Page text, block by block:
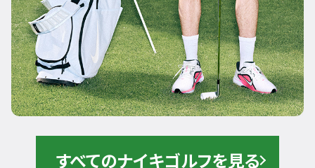
すべてのナイキゴルフを見る